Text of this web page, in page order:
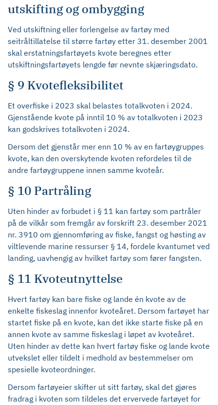
utskifting og ombygging
Ved utskiftning eller forlengelse av fartøy med
seitråltillatelse til større fartøy etter 31. desember 2001
skal erstatningsfartøyets kvote beregnes etter
utskiftningsfartøyets lengde før nevnte skjæringsdato.
§ 9 Kvotefleksibilitet
Et overfiske i 2023 skal belastes totalkvoten i 2024.
Gjenstående kvote på inntil 10 % av totalkvoten i 2023
kan godskrives totalkvoten i 2024.
Dersom det gjenstår mer enn 10 % av en fartøygruppes
kvote, kan den overskytende kvoten refordeles til de
andre fartøygruppene innen samme kvoteår.
§ 10 Partråling
Uten hinder av forbudet i § 11 kan fartøy som partråler
på de vilkår som fremgår av forskrift 23. desember 2021
nr. 3910 om gjennomføring av fiske, fangst og høsting av
viltlevende marine ressurser § 14, fordele kvantumet ved
landing, uavhengig av hvilket fartøy som fører fangsten.
§ 11 Kvoteutnyttelse
Hvert fartøy kan bare fiske og lande én kvote av de
enkelte fiskeslag innenfor kvoteåret. Dersom fartøyet har
startet fiske på en kvote, kan det ikke starte fiske på en
annen kvote av samme fiskeslag i løpet av kvoteåret.
Uten hinder av dette kan hvert fartøy fiske og lande kvote
utvekslet eller tildelt i medhold av bestemmelser om
spesielle kvoteordninger.
Dersom fartøyeier skifter ut sitt fartøy, skal det gjøres
fradrag i kvoten som tildeles det ervervede fartøyet for